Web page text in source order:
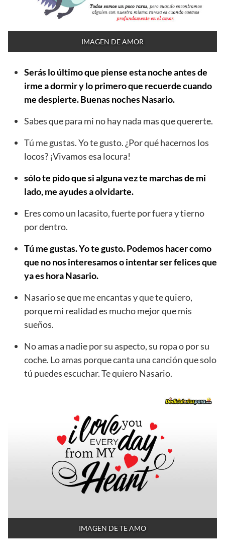
IMAGEN DE AMOR
Serás lo último que piense esta noche antes de
irme a dormir y lo primero que recuerde cuando
me despierte. Buenas noches Nasario.
Sabes que para mi no hay nada mas que quererte.
Tú me gustas. Yo te gusto. ¿Por qué hacernos los
locos? ¡Vivamos esa locura!
sólo te pido que si alguna vez te marchas de mi
lado, me ayudes a olvidarte.
Eres como un lacasito, fuerte por fuera y tierno
por dentro.
Tú me gustas. Yo te gusto. Podemos hacer como
que no nos interesamos o intentar ser felices que
ya es hora Nasario.
Nasario se que me encantas y que te quiero,
porque mi realidad es mucho mejor que mis
sueños.
No amas a nadie por su aspecto, su ropa o por su
coche. Lo amas porque canta una canción que solo
tú puedes escuchar. Te quiero Nasario.
IMAGEN DE TE AMO